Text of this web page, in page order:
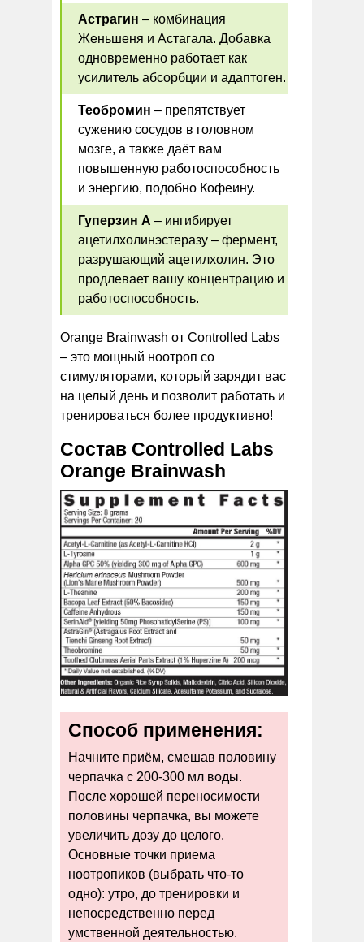
Астрагин – комбинация
Женьшеня и Астагала. Добавка
одновременно работает как
усилитель абсорбции и адаптоген.
Теобромин – препятствует
сужению сосудов в головном
мозге, а также даёт вам
повышенную работоспособность
и энергию, подобно Кофеину.
Гуперзин А – ингибирует
ацетилхолинэстеразу – фермент,
разрушающий ацетилхолин. Это
продлевает вашу концентрацию и
работоспособность.
Orange Brainwash от Controlled Labs
– это мощный ноотроп со
стимуляторами, который зарядит вас
на целый день и позволит работать и
тренироваться более продуктивно!
Состав Controlled Labs
Orange Brainwash
Способ применения:
Начните приём, смешав половину
черпачка с 200-300 мл воды.
После хорошей переносимости
половины черпачка, вы можете
увеличить дозу до целого.
Основные точки приема
ноотропиков (выбрать что-то
одно): утро, до тренировки и
непосредственно перед
умственной деятельностью.